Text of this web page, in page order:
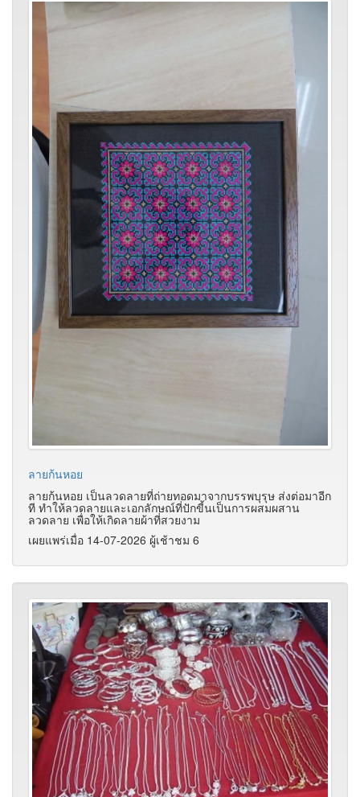
ลายก้นหอย
ลายก้นหอย เป็นลวดลายที่ถ่ายทอดมาจากบรรพบุรุษ ส่งต่อมาอีก
ที ทำให้ลวดลายและเอกลักษณ์ที่ปักขี้นเป็นการผสมผสาน
ลวดลาย เพื่อให้เกิดลายผ้าที่สวยงาม
เผยแพร่เมื่อ 14-07-2026 ผู้เช้าชม 6